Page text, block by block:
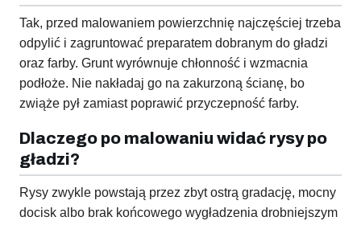
Tak, przed malowaniem powierzchnię najczęściej trzeba
odpylić i zagruntować preparatem dobranym do gładzi
oraz farby. Grunt wyrównuje chłonność i wzmacnia
podłoże. Nie nakładaj go na zakurzoną ścianę, bo
zwiąże pył zamiast poprawić przyczepność farby.
Dlaczego po malowaniu widać rysy po
gładzi?
Rysy zwykle powstają przez zbyt ostrą gradację, mocny
docisk albo brak końcowego wygładzenia drobniejszym